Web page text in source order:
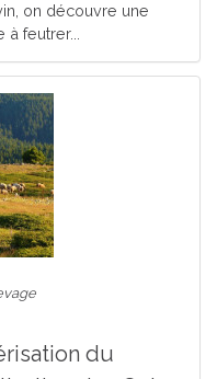
on découvre une
feutrer...
du